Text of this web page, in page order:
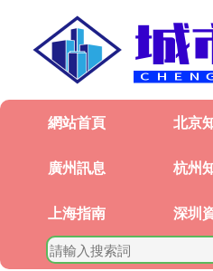
網站首頁 北京
廣州訊息 杭州
上海指南 深圳